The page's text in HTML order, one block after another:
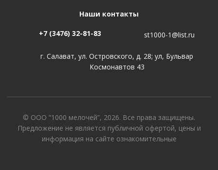
Наши контакты
+7 (3476) 32-81-83 st1000-1@list.ru
г. Салават, ул. Островского, д. 28; ул, Бульвар
Космонавтов 43
© ООО “1000 мелочей”, 2026. Все права защищены.
Предложение не является публичной офертой, цены и
информация на сайте ознакомительные